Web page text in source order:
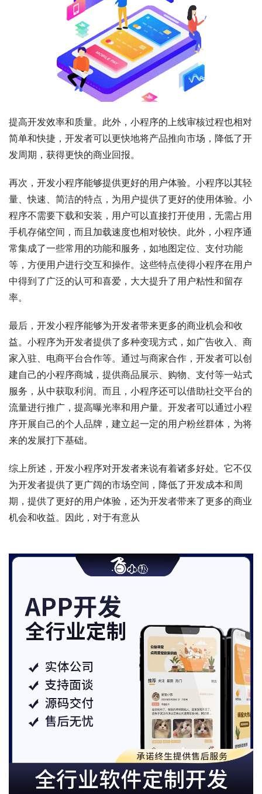
提高开发效率和质量。此外，小程序的上线审核过程也相对
简单和快捷，开发者可以更快地将产品推向市场，降低了开
发周期，获得更快的商业回报。
再次，开发小程序能够提供更好的用户体验。小程序以其轻
量、快速、简洁的特点，为用户提供了更好的使用体验。小
程序不需要下载和安装，用户可以直接打开使用，无需占用
手机存储空间，而且加载速度也相对较快。此外，小程序通
常集成了一些常用的功能和服务，如地图定位、支付功能
等，方便用户进行交互和操作。这些特点使得小程序在用户
中得到了广泛的认可和喜爱，大大提升了用户粘性和留存
率。
最后，开发小程序能够为开发者带来更多的商业机会和收
益。小程序为开发者提供了多种变现方式，如广告收入、商
家入驻、电商平台合作等。通过与商家合作，开发者可以创
建自己的小程序商城，提供商品展示、购物、支付等一站式
服务，从中获取利润。而且，小程序还可以借助社交平台的
流量进行推广，提高曝光率和用户量。开发者可以通过小程
序开展自己的个人品牌，建立起一定的用户粉丝群体，为将
来的发展打下基础。
综上所述，开发小程序对开发者来说有着诸多好处。它不仅
为开发者提供了更广阔的市场空间，降低了开发成本和周
期，提供了更好的用户体验，还为开发者带来了更多的商业
机会和收益。因此，对于有意从